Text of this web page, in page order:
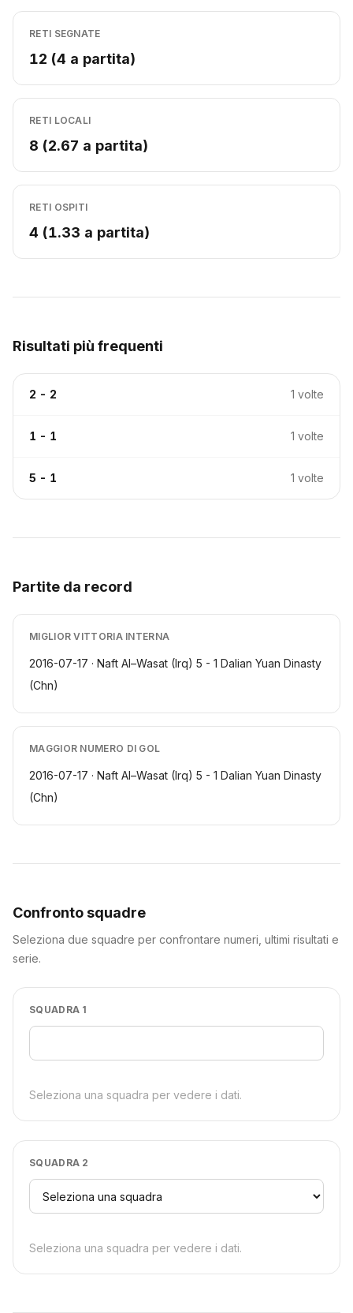
RETI SEGNATE
12 (4 a partita)
RETI LOCALI
8 (2.67 a partita)
RETI OSPITI
4 (1.33 a partita)
Risultati più frequenti
2 - 2 1 volte
1 - 1 1 volte
5 - 1 1 volte
Partite da record
MIGLIOR VITTORIA INTERNA
2016-07-17 · Naft Al–Wasat (Irq) 5 - 1 Dalian Yuan Dinasty
(Chn)
MAGGIOR NUMERO DI GOL
2016-07-17 · Naft Al–Wasat (Irq) 5 - 1 Dalian Yuan Dinasty
(Chn)
Confronto squadre
Seleziona due squadre per confrontare numeri, ultimi risultati e
serie.
SQUADRA 1
Seleziona una squadra per vedere i dati.
SQUADRA 2
Seleziona una squadra per vedere i dati.